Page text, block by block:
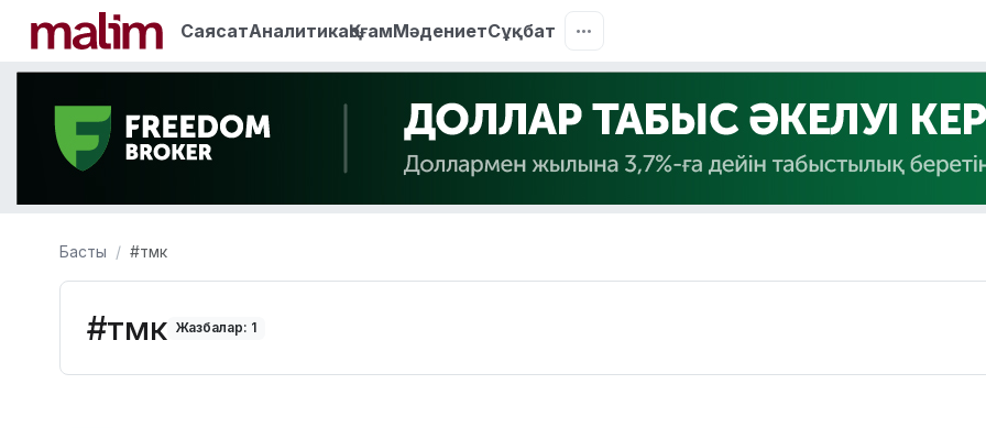
СаясатАналитикаҚоғамМәдениетСұқбат
Басты #тмк
#тмк Жазбалар: 1